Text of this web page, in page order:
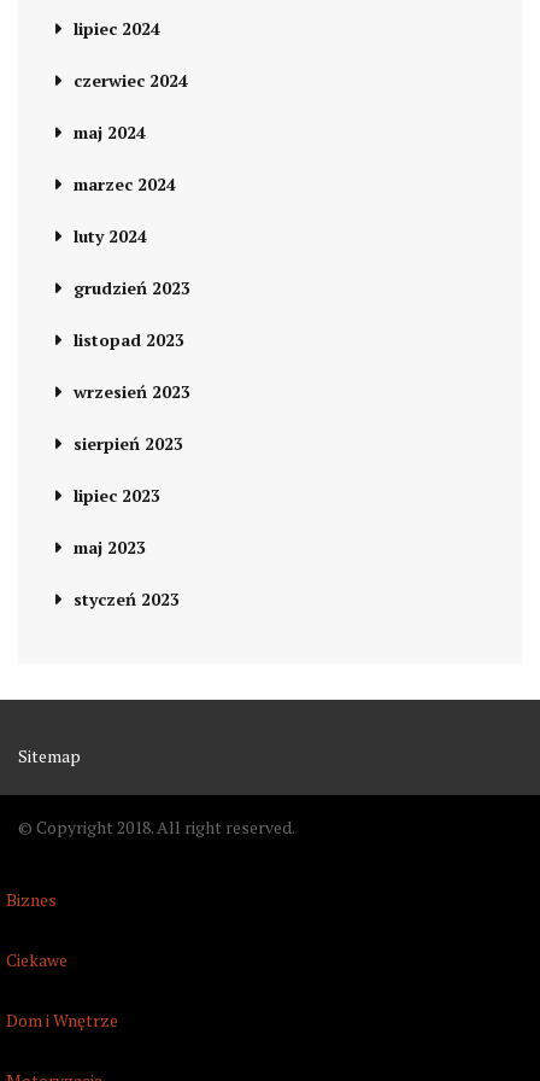
lipiec 2024
czerwiec 2024
maj 2024
marzec 2024
luty 2024
grudzień 2023
listopad 2023
wrzesień 2023
sierpień 2023
lipiec 2023
maj 2023
styczeń 2023
Sitemap
© Copyright 2018. All right reserved.
Biznes
Ciekawe
Dom i Wnętrze